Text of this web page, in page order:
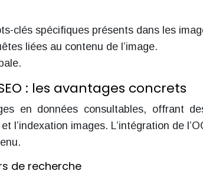
clés spécifiques présents dans les
liées au contenu de l’image.
: les avantages concrets
en données consultables, offrant
l’indexation images. L’intégration de
de recherche